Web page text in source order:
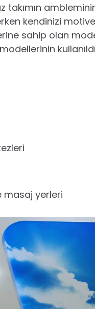
takımın
kendinizi
sahip olan
masaj yerleri